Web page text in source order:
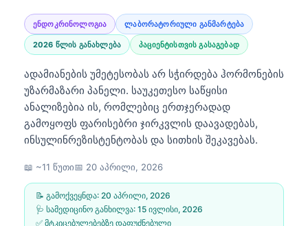
ენდოკრინოლოგია ლაბორატორიული განმარტება
2026 წლის განახლება პაციენტისთვის გასაგებად
ადამიანების უმეტესობას არ სჭირდება ჰორმონების
უზარმაზარი პანელი. საუკეთესო საწყისი
ანალიზებია ის, რომლებიც ერთჯერადად
გამოყოფს ფარისებრი ჯირკვლის დაავადებას,
ინსულინრეზისტენტობას და სითხის შეკავებას.
📖 ~11 წუთი📅 20 აპრილი, 2026
📝 გამოქვეყნდა: 20 აპრილი, 2026
🩺 სამედიცინო განხილვა: 15 ივლისი, 2026
✅ მტკიცებულებებზე დაფუძნებული